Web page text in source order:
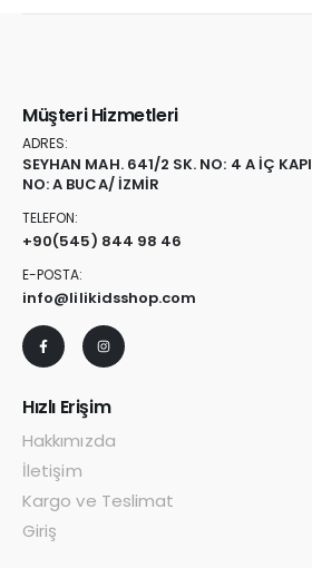
Müşteri Hizmetleri
ADRES:
SEYHAN MAH. 641/2 SK. NO: 4 A İÇ KAPI
NO: A BUCA/ İZMİR
TELEFON:
+90(545) 844 98 46
E-POSTA:
info@lilikidsshop.com
Hızlı Erişim
Hakkımızda
İletişim
Kargo ve Teslimat
Giriş